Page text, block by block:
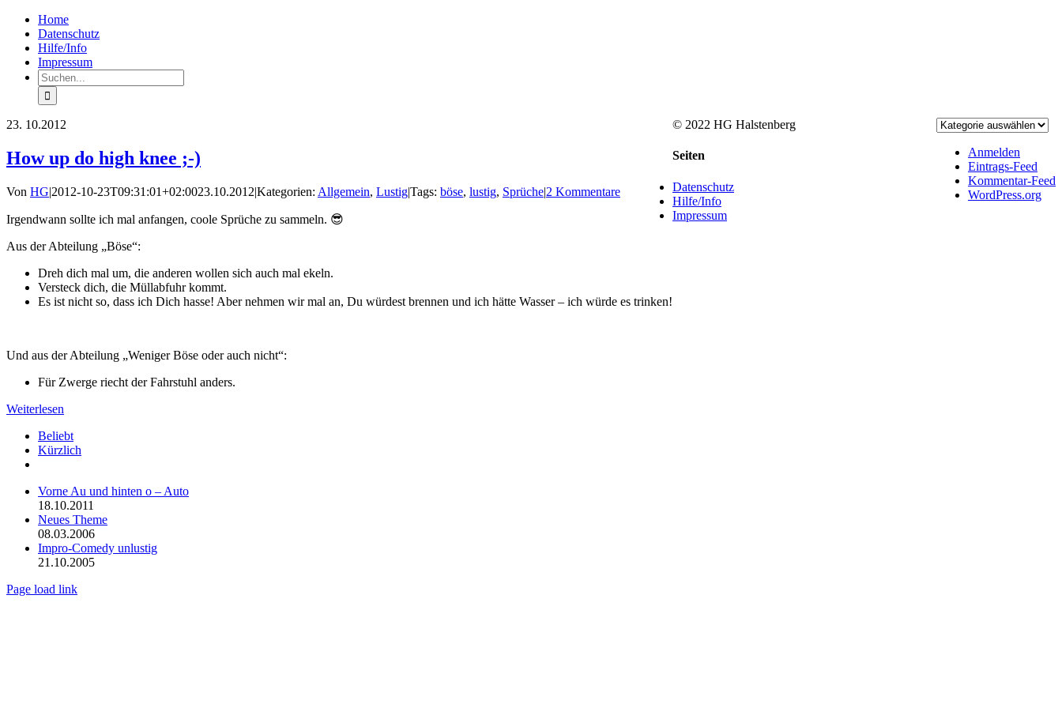
Zum
Inhalt
springen
FacebookHome
Datenschutz
Hilfe/Info
Impressum
Suche
nach:
23. 10.2012
How up do high knee ;-)
Von HG|2012-10-23T09:31:01+02:0023.10.2012|Kategorien: Allgemein, Lustig|Tags: böse, lustig, Sprüche|2 Kommentare
Irgendwann sollte ich mal anfangen, coole Sprüche zu sammeln. 😎
Aus der Abteilung „Böse“:
Dreh dich mal um, die anderen wollen sich auch mal ekeln.
Versteck dich, die Müllabfuhr kommt.
Es ist nicht so, dass ich Dich hasse! Aber nehmen wir mal an, Du würdest brennen und ich hätte Wasser – ich würde es trinken!
Und aus der Abteilung „Weniger Böse oder auch nicht“:
Für Zwerge riecht der Fahrstuhl anders.
Weiterlesen
Anmelden
Eintrags-Feed
Kommentar-Feed
WordPress.org
© 2022 HG Halstenberg
Toggle
Bar
Area
Seiten
Datenschutz
Hilfe/Info
Impressum
Beliebt
Kürzlich
Vorne Au und hinten o – Auto
18.10.2011
Neues Theme
08.03.2006
Impro-Comedy unlustig
21.10.2005
Page load link